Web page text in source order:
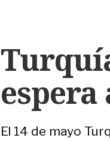
espera
El 14 de mayo